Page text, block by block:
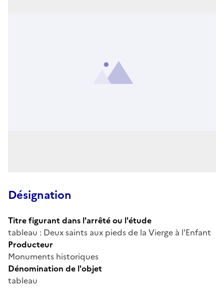
Désignation
Titre figurant dans l'arrêté ou l'étude
tableau : Deux saints aux pieds de la Vierge à l'Enfant
Producteur
Monuments historiques
Dénomination de l'objet
tableau